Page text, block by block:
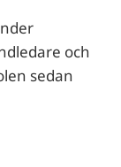
och
sedan